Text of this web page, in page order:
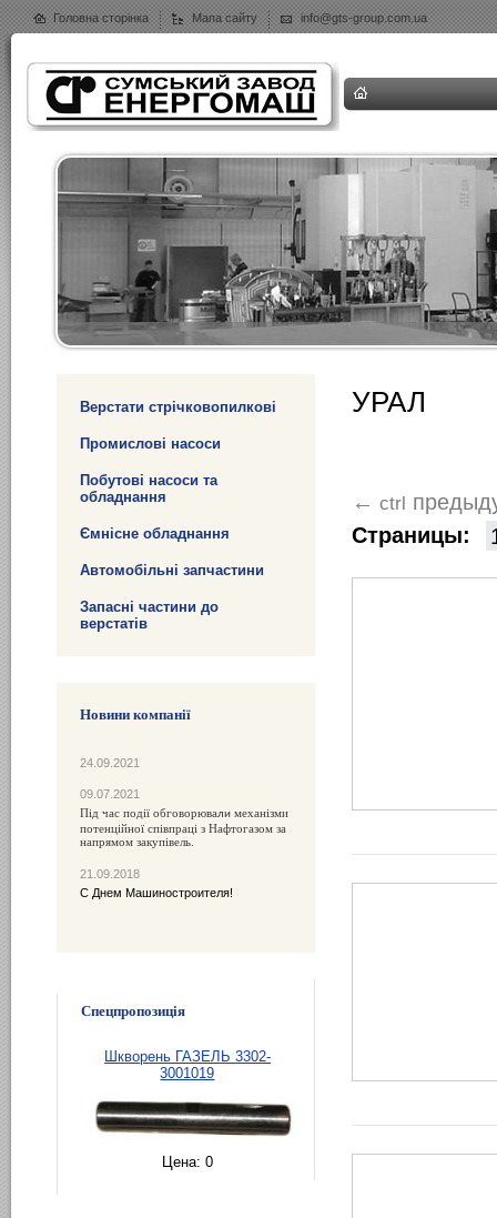
Головна сторінка Мапа сайту info@gts-group.com.ua
Верстати стрічковопилкові
Промислові насоси
Побутові насоси та
обладнання
Ємнісне обладнання
Автомобільні запчастини
Запасні частини до
верстатів
Новини компанії
24.09.2021
09.07.2021
Під час події обговорювали механізми
потенційної співпраці з Нафтогазом за
напрямом закупівель.
21.09.2018
С Днем Машиностроителя!
Спецпропозиція
Шкворень ГАЗЕЛЬ 3302-
3001019
Цена: 0
УРАЛ
← ctrl
Страницы: